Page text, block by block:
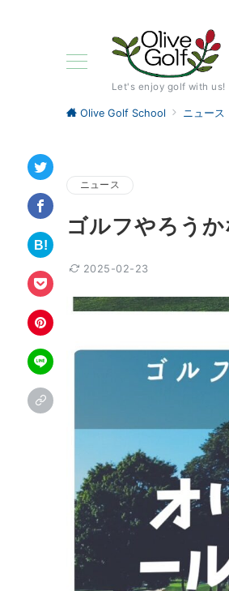
Let's enjoy golf with us!
Olive Golf School ニュース
ニュース
ゴルフやろう
2025-02-23